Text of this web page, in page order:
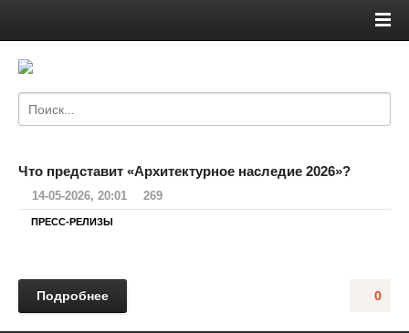
Что представит «Архитектурное наследие 2026»?
14-05-2026, 20:01 269
ПРЕСС-РЕЛИЗЫ
0
Подробнее